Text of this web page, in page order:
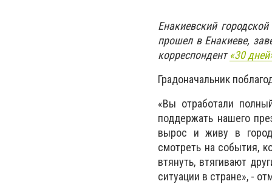
Енакиевский
прошел в Енакиеве,
корреспондент«30
Градоначальник
«Вы отработали
поддержать нашего
вырос и живу в
смотреть на события,
втянуть, втягивают
ситуации в стране», -